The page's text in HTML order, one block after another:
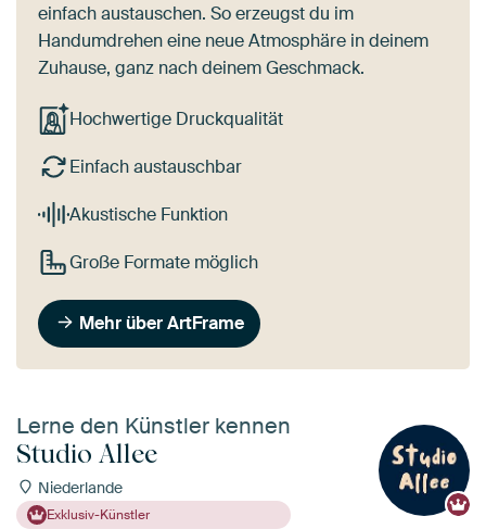
einfach austauschen. So erzeugst du im
Handumdrehen eine neue Atmosphäre in deinem
Zuhause, ganz nach deinem Geschmack.
Hochwertige Druckqualität
Einfach austauschbar
Akustische Funktion
Große Formate möglich
Mehr über ArtFrame
Lerne den Künstler kennen
Studio Allee
Niederlande
Exklusiv-Künstler